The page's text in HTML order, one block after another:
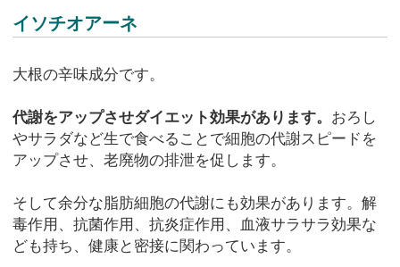
イソチオアーネ
大根の辛味成分です。
代謝をアップさせダイエット効果があります。 おろし
やサラダなど生で食べることで細胞の代謝スピードを
アップさせ、老廃物の排泄を促します。
そして余分な脂肪細胞の代謝にも効果があります。解
毒作用、抗菌作用、抗炎症作用、血液サラサラ効果な
ども持ち、健康と密接に関わっています。